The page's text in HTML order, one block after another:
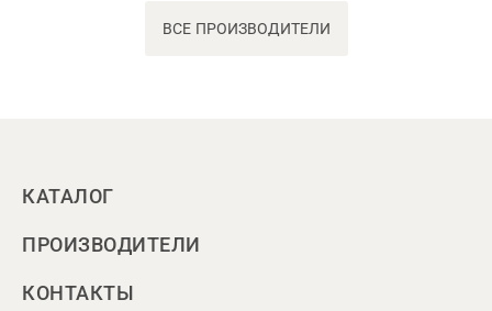
ВСЕ ПРОИЗВОДИТЕЛИ
КАТАЛОГ
ПРОИЗВОДИТЕЛИ
КОНТАКТЫ